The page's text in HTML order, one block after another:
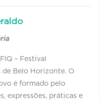
– Festival
de Belo Horizonte. O
é formado pelo
expressões, práticas e